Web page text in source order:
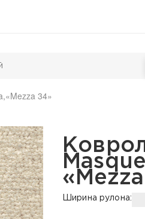
34»
Ширина рулона: